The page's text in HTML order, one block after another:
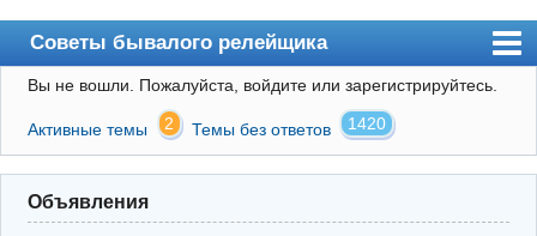
Советы бывалого релейщика
Форум
Правила
Поиск
Регистрация
Вы не вошли. Пожалуйста, войдите или зарегистрируйтесь.
Активные темы 2 Темы без ответов 1420
Объявления